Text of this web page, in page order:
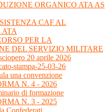
ORGANICO ATA AS
CAF AL
ATA
PER LA
DEL SERVIZIO MILITARE
20 aprile 2026
stampa-25-03-26
una convenzione
N. 4 - 2026
di formazione
N. 3 - 2025